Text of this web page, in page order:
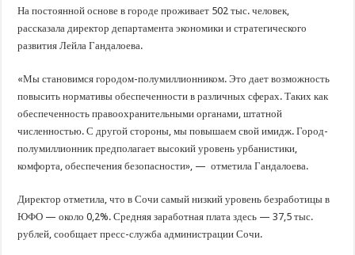
Важные правила обращения в вашу страховую компанию
В городах и районах Кубани отметили День России
Стартовал прием заявок на 20-й юбилейный молодежный форум «Регион 93»
На постоянной основе в городе проживает 502 тыс. человек,
рассказала директор департамента экономики и стратегического
развития Лейла Гандалоева.
«Мы становимся городом-полумиллионником. Это дает возможность
повысить нормативы обеспеченности в различных сферах. Таких как
обеспеченность правоохранительными органами, штатной
численностью. С другой стороны, мы повышаем свой имидж. Город-
полумиллионник предполагает высокий уровень урбанистики,
комфорта, обеспечения безопасности», — отметила Гандалоева.
Директор отметила, что в Сочи самый низкий уровень безработицы в
ЮФО — около 0,2%. Средняя заработная плата здесь — 37,5 тыс.
рублей, сообщает пресс-служба администрации Сочи.